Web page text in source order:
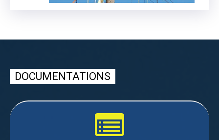
DOCUMENTATIONS